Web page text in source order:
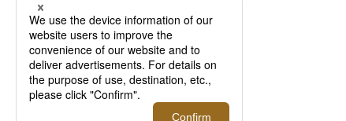
メンズ「日傘」徹底解説！失敗しない選び方
とおすすめ商品紹介【2026年5月更新】